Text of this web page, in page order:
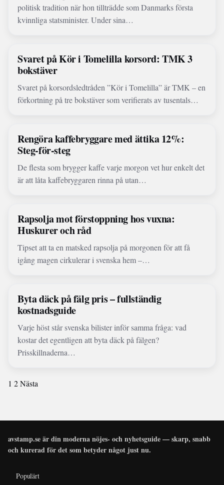
politisk tradition när hon tillträdde som Danmarks första
kvinnliga statsminister. Under sina…
Svaret på Kör i Tomelilla korsord: TMK 3
bokstäver
Svaret på korsordsledtråden ”Kör i Tomelilla” är TMK – en
förkortning på tre bokstäver som verifierats av tusentals…
Rengöra kaffebryggare med ättika 12%:
Steg-för-steg
De flesta som brygger kaffe varje morgon vet hur enkelt det
är att låta kaffebryggaren rinna på utan…
Rapsolja mot förstoppning hos vuxna:
Huskurer och råd
Tipset att ta en matsked rapsolja på morgonen för att få
igång magen cirkulerar i svenska hem –…
Byta däck på fälg pris – fullständig
kostnadsguide
Varje höst står svenska bilister inför samma fråga: vad
kostar det egentligen att byta däck på fälgen?
Prisskillnaderna…
1 2Nästa
avstamp.se är din moderna nöjes- och nyhetsguide — skarp, snabb
och kurerad för det som betyder något just nu.
Populärt